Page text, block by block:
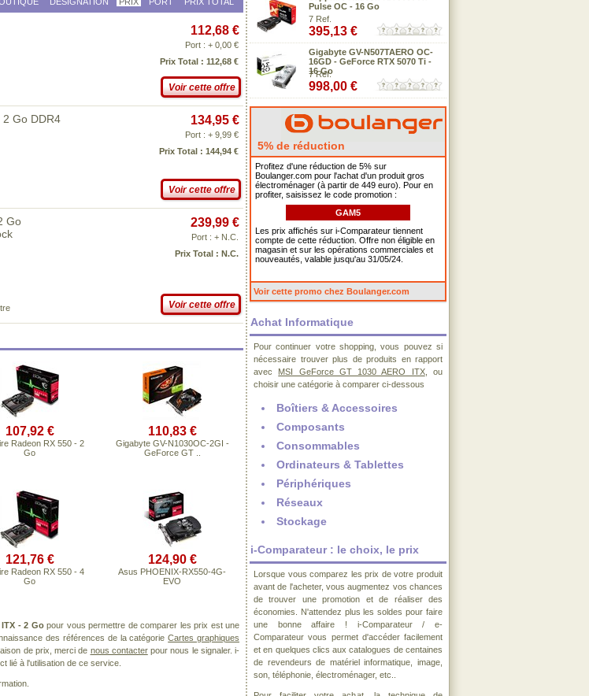
112,68 €
Port : + 0,00 €
Prix Total : 112,68 €
Voir cette offre
Go DDR4
134,95 €
Port : + 9,99 €
Prix Total : 144,94 €
Voir cette offre
Go
239,99 €
Port : + N.C.
Prix Total : N.C.
Voir cette offre
107,92 €
Radeon RX 550 - 2
Go
110,83 €
Gigabyte GV-N1030OC-2GI -
GeForce GT ..
121,76 €
Radeon RX 550 - 4
Go
124,90 €
Asus PHOENIX-RX550-4G-
EVO
ITX - 2 Gopour vous permettre de comparer les prix est une
des références de la catégorieCartes graphiques
de prix, merci de nous contacterpour nous le signaler. i-
lié à l'utilisation de ce service.
Pulse OC - 16 Go
7 Ref.
395,13 €
Gigabyte GV-N507TAERO OC-
16GD - GeForce RTX 5070 Ti -
16 Go
7 Ref.
998,00 €
5% de réduction
Profitez d'une réduction de 5% sur
Boulanger.com pour l'achat d'un produit gros
électroménager (à partir de 449 euro). Pour en
profiter, saisissez le code promotion :
GAM5
Les prix affichés sur i-Comparateur tiennent
compte de cette réduction. Offre non éligible en
magasin et sur les opérations commerciales et
nouveautés, valable jusqu'au 31/05/24.
Voir cette promo chez Boulanger.com
Achat Informatique
Pour continuer votre shopping, vous pouvez si
nécessaire trouver plus de produits en rapport
avec MSI GeForce GT 1030 AERO ITX, ou
choisir une catégorie à comparer ci-dessous
Boîtiers & Accessoires
Composants
Consommables
Ordinateurs & Tablettes
Périphériques
Réseaux
Stockage
i-Comparateur : le choix, le prix
Lorsque vous comparez les prix de votre produit
avant de l'acheter, vous augmentez vos chances
de trouver une promotion et de réaliser des
économies. N'attendez plus les soldes pour faire
une bonne affaire ! i-Comparateur / e-
Comparateur vous permet d'accéder facilement
et en quelques clics aux catalogues de centaines
de revendeurs de matériel informatique, image,
son, téléphonie, électroménager, etc..